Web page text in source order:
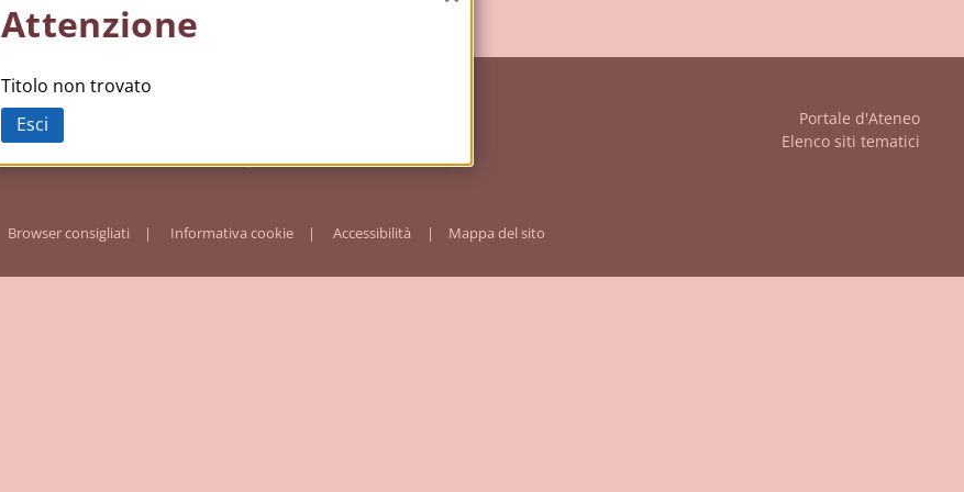
Portale d'Ateneo
Elenco siti tematici
Browser consigliati Informativa cookie Accessibilità Mappa del sito
Attenzione
Titolo non trovato
Esci
Chiudi